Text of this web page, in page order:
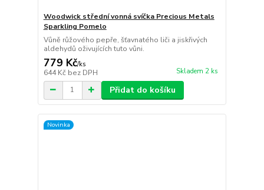
Woodwick střední vonná svíčka Precious Metals
Sparkling Pomelo
Vůně růžového pepře, šťavnatého liči a jiskřivých
aldehydů oživujících tuto vůni.
779 Kč/ks
644 Kč bez DPH Skladem 2 ks
Přidat do košíku
Novinka